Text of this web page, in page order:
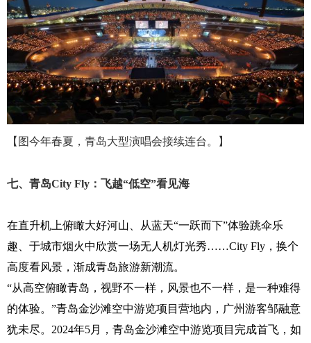
【图今年春夏，青岛大型演唱会接续连台。】
七、青岛City Fly ：飞越“低空”看见海
在直升机上俯瞰大好河山、从蓝天“一跃而下”体验跳伞乐
趣、于城市烟火中欣赏一场无人机灯光秀……City Fly ，换个
高度看风景，渐成青岛旅游新潮流。
“从高空俯瞰青岛，视野不一样，风景也不一样，是一种难得
的体验。”青岛金沙滩空中游览项目营地内，广州游客邹融意
犹未尽。 2024年5月，青岛金沙滩空中游览项目完成首飞，如